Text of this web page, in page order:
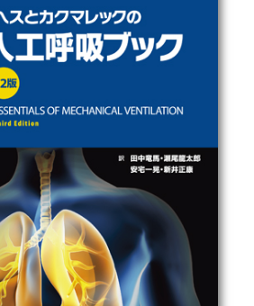
薬学(7)
医学一般(91) マルチメディア(0)